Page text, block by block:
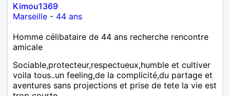
Kimou1369
Marseille - 44 ans
Homme célibataire de 44 ans recherche rencontre
amicale
Sociable,protecteur,respectueux,humble et cultiver
voila tous..un feeling,de la complicité,du partage et
aventures sans projections et prise de tete la vie est